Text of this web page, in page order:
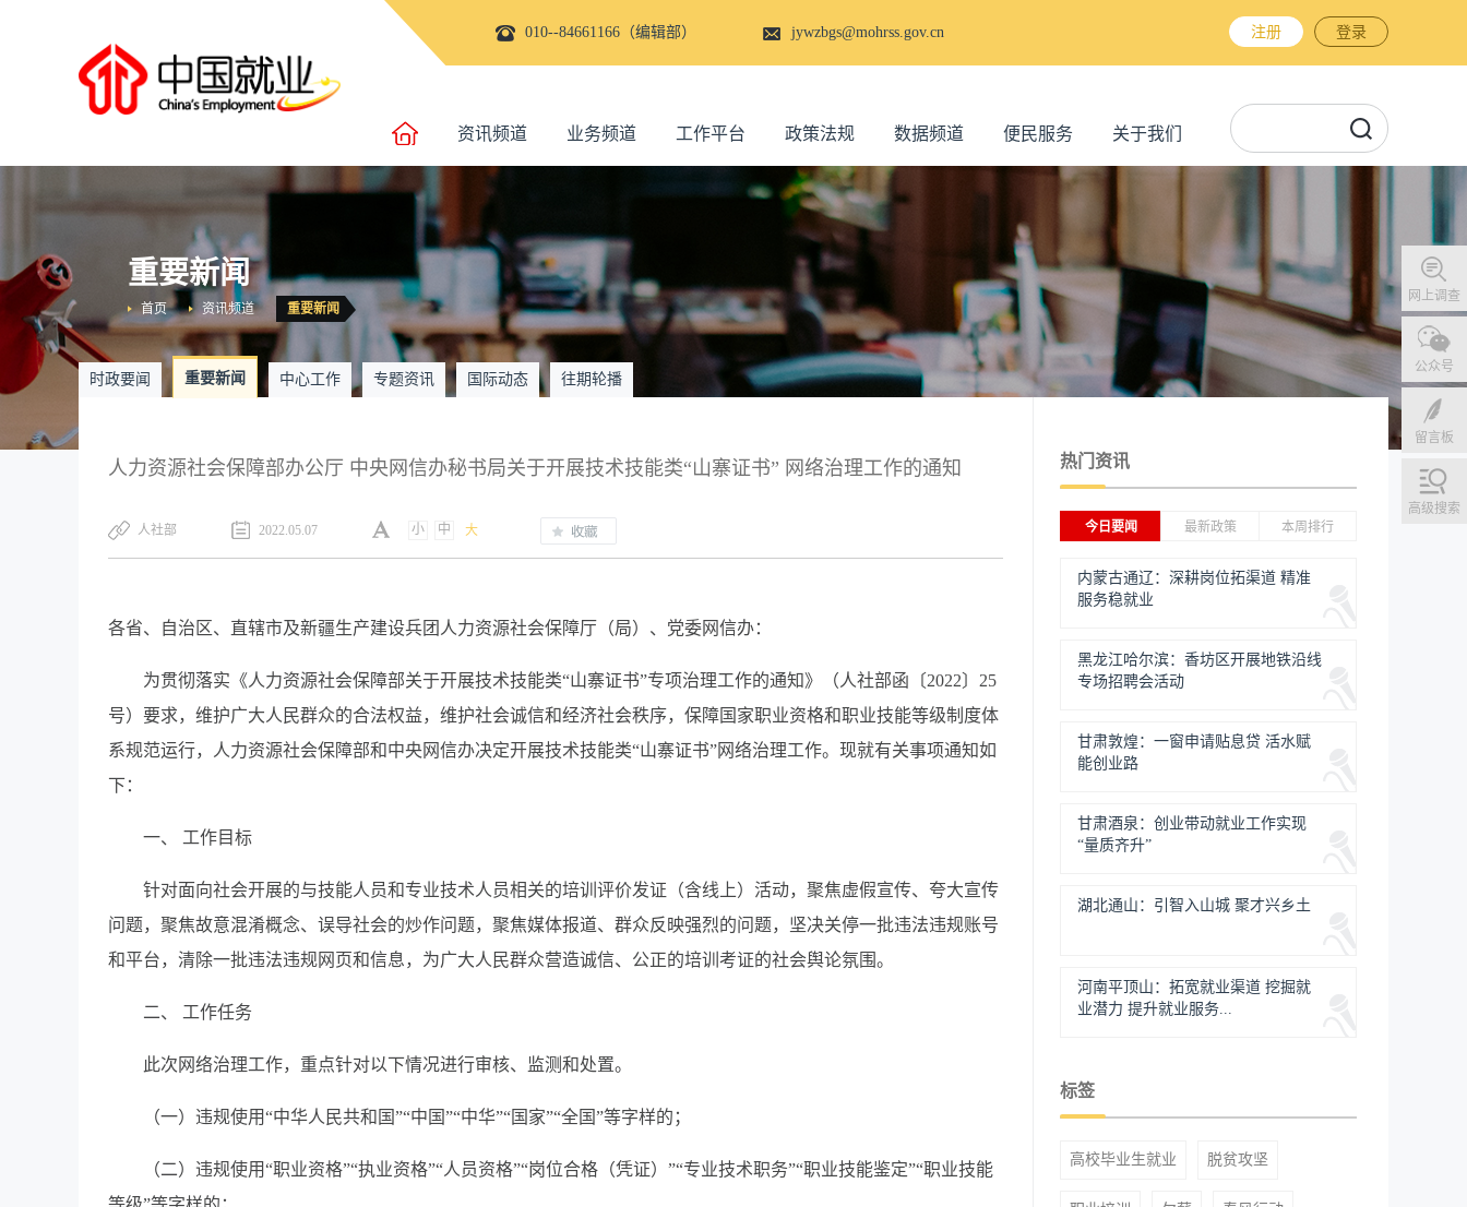
010--84661166（编辑部） jywzbgs@mohrss.gov.cn 注册 登录
资讯频道 业务频道 工作平台 政策法规 数据频道 便民服务 关于我们
网上调查
公众号
留言板
高级搜索
重要新闻
重要新闻
资讯频道
首页
时政要闻 重要新闻 中心工作 专题资讯 国际动态 往期轮播
人力资源社会保障部办公厅 中央网信办秘书局关于开展技术技能类“山寨证书” 网络治理工作的通知
人社部 2022.05.07 小 中 大
各省、自治区、直辖市及新疆生产建设兵团人力资源社会保障厅（局）、党委网信办：
为贯彻落实《人力资源社会保障部关于开展技术技能类“山寨证书”专项治理工作的通知》（人社部函〔2022〕25
号）要求，维护广大人民群众的合法权益，维护社会诚信和经济社会秩序，保障国家职业资格和职业技能等级制度体
系规范运行，人力资源社会保障部和中央网信办决定开展技术技能类“山寨证书”网络治理工作。现就有关事项通知如
下：
一、 工作目标
针对面向社会开展的与技能人员和专业技术人员相关的培训评价发证（含线上）活动，聚焦虚假宣传、夸大宣传
问题，聚焦故意混淆概念、误导社会的炒作问题，聚焦媒体报道、群众反映强烈的问题，坚决关停一批违法违规账号
和平台，清除一批违法违规网页和信息，为广大人民群众营造诚信、公正的培训考证的社会舆论氛围。
二、 工作任务
此次网络治理工作，重点针对以下情况进行审核、监测和处置。
（一）违规使用“中华人民共和国”“中国”“中华”“国家”“全国”等字样的；
（二）违规使用“职业资格”“执业资格”“人员资格”“岗位合格（凭证）”“专业技术职务”“职业技能鉴定”“职业技能
热门资讯
今日要闻 最新政策 本周排行
内蒙古通辽：深耕岗位拓渠道 精准
服务稳就业
黑龙江哈尔滨：香坊区开展地铁沿线
专场招聘会活动
甘肃敦煌：一窗申请贴息贷 活水赋
能创业路
甘肃酒泉：创业带动就业工作实现
“量质齐升”
湖北通山：引智入山城 聚才兴乡土
河南平顶山：拓宽就业渠道 挖掘就
业潜力 提升就业服务...
标签
高校毕业生就业 脱贫攻坚